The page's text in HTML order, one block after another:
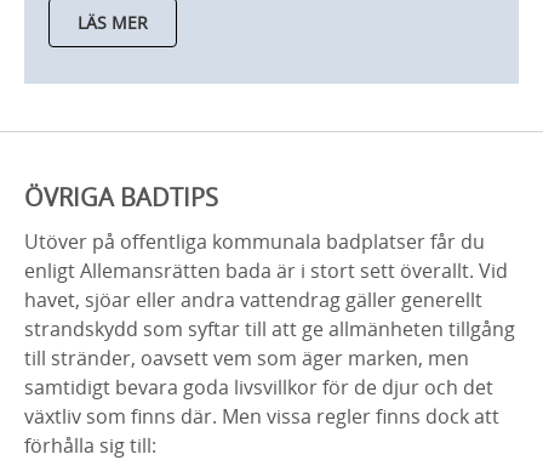
LÄS MER
ÖVRIGA BADTIPS
Utöver på offentliga kommunala badplatser får du
enligt Allemansrätten bada är i stort sett överallt. Vid
havet, sjöar eller andra vattendrag gäller generellt
strandskydd som syftar till att ge allmänheten tillgång
till stränder, oavsett vem som äger marken, men
samtidigt bevara goda livsvillkor för de djur och det
växtliv som finns där. Men vissa regler finns dock att
förhålla sig till: